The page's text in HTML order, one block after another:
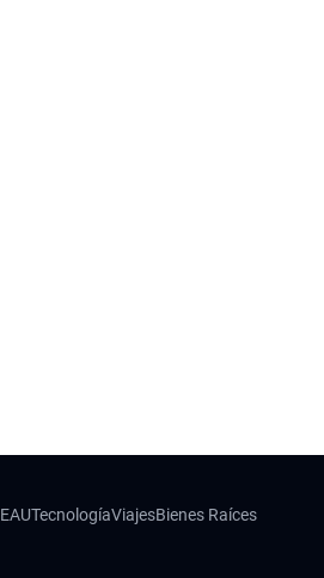
EAUTecnologíaViajesBienes Raíces